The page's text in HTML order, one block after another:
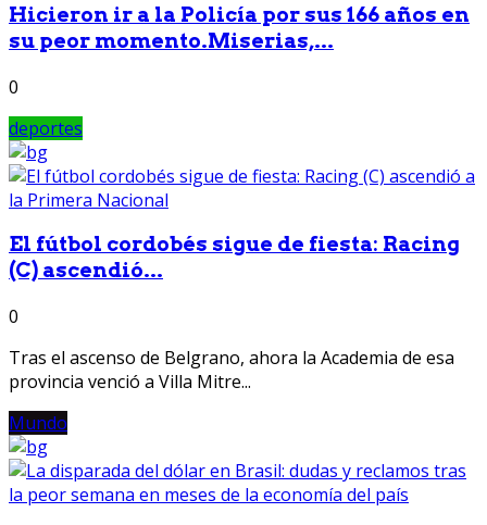
Hicieron ir a la Policía por sus 166 años en
su peor momento.Miserias,...
0
deportes
El fútbol cordobés sigue de fiesta: Racing
(C) ascendió...
0
Tras el ascenso de Belgrano, ahora la Academia de esa
provincia venció a Villa Mitre...
Mundo